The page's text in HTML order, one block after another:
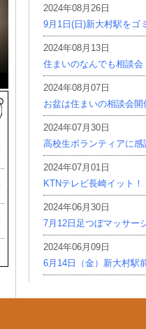
2024年08月26日
9月1日(日)新大村駅をゴ
2024年08月13日
住まいのなんでも相談会
2024年08月07日
お盆は住まいの相談会開
2024年07月30日
高校生ボランティアに感
2024年07月01日
KTNテレビ長崎イット！
2024年06月30日
7月12日足つぼマッサー
2024年06月09日
6月14日（金）新大村駅